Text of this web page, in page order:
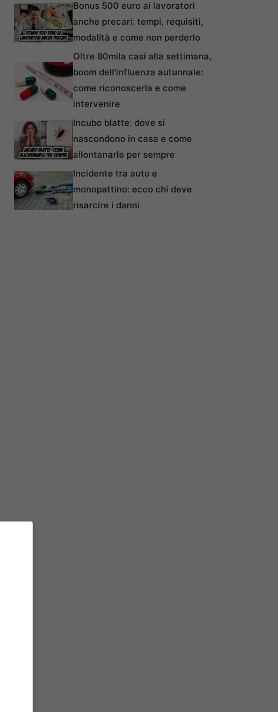
Bonus 500 euro ai lavoratori
anche precari: tempi, requisiti,
modalità e come non perderlo
Oltre 80mila casi alla settimana,
boom dell’influenza autunnale:
come riconoscerla e come
intervenire
Incubo blatte: dove si
nascondono in casa e come
allontanarle per sempre
Incidente tra auto e
monopattino: ecco chi deve
risarcire i danni